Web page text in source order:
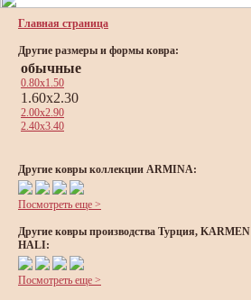
Главная страница
Другие размеры и формы ковра:
обычные
0.80x1.50
1.60x2.30
2.00x2.90
2.40x3.40
Другие ковры коллекции ARMINA:
Посмотреть еще >
Другие ковры производства Турция, KARMEN
HALI:
Посмотреть еще >